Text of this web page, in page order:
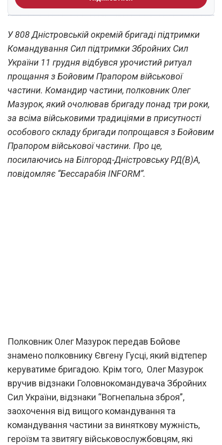
У 808 Дністровській окремій бригаді підтримки
Командування Сил підтримки Збройних Сил
України 11 грудня відбувся урочистий ритуал
прощання з Бойовим Прапором військової
частини. Командир частини, полковник Олег
Мазурок, який очолював бригаду понад три роки,
за всіма військовими традиціями в присутності
особового складу бригади попрощався з Бойовим
Прапором військової частини. Про це,
посилаючись на Білгород-Дністровську РД(В)А,
повідомляє “Бессарабія INFORM”.
Полковник Олег Мазурок передав Бойове
знамено полковнику Євгену Гусці, який відтепер
керуватиме бригадою. Крім того, Олег Мазурок
вручив відзнаки Головнокомандувача Збройних
Сил України, відзнаки “Вогнепальна зброя”,
заохочення від вищого командування та
командування частини за виняткову мужність,
героїзм та звитягу військовослужбовцям, які